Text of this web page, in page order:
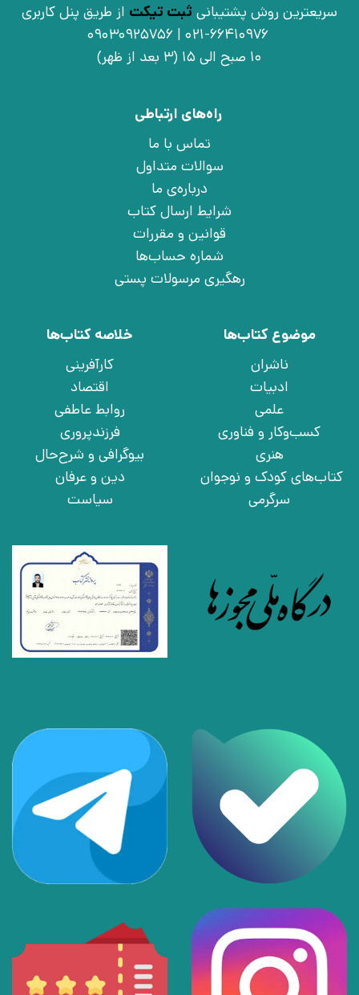
سریعترین روش پشتیبانی ثبت تیکت از طریق پنل کاربری
021-66410976 | 09030925756
10 صبح الی 15 (3 بعد از ظهر)
راه‌های ارتباطی
تماس با ما
سوالات متداول
درباره‌ی ما
شرایط ارسال کتاب
قوانین و مقررات
شماره حساب‌ها
رهگیری مرسولات پستی
موضوع کتاب‌ها
ناشران
ادبیات
علمی
کسب‌وکار و فناوری
هنری
کتاب‌های کودک و نوجوان
سرگرمی
خلاصه کتاب‌ها
کارآفرینی
اقتصاد
روابط عاطفی
فرزندپروری
بیوگرافی و شرح‌حال
دین و عرفان
سیاست